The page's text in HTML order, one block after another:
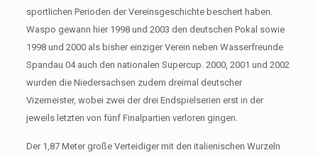
sportlichen Perioden der Vereinsgeschichte beschert haben.
Waspo gewann hier 1998 und 2003 den deutschen Pokal sowie
1998 und 2000 als bisher einziger Verein neben Wasserfreunde
Spandau 04 auch den nationalen Supercup. 2000, 2001 und 2002
wurden die Niedersachsen zudem dreimal deutscher
Vizemeister, wobei zwei der drei Endspielserien erst in der
jeweils letzten von fünf Finalpartien verloren gingen.
Der 1,87 Meter große Verteidiger mit den italienischen Wurzeln